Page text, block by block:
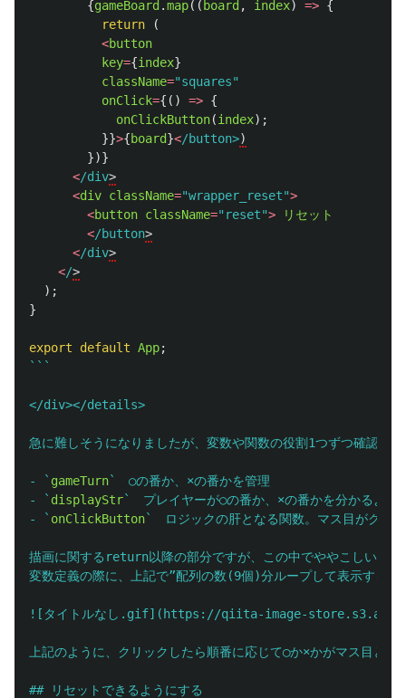
{gameBoard .map(( board , index) => {
return
(
<button
key={index}
className="squares"
onClick={() => {
onClickButton(index);
}}>{board}</button>
})}
</div
<div className="wrapper_reset">
<button className=" reset">
リセット
</button
</div
</
);
}
export default App;
```
</div></details>
急に難しそうになりましたが、変数や関数の役割1つずつ確認し
- ` gameTurn`　○の番か、×の番かを管理
- ` displayStr`　プレイヤーが○の番か、×の番かを分かるよ
- ` onClickButton`　ロジックの肝となる関数。マス目がクリ
描画に関するreturn以降の部分ですが、この中でややこしいのは
変数定義の際に、上記で”配列の数(9個)分ループして表示する
![タイトルなし.gif](https://qiita-image-store.s3.ap-
上記のように、クリックしたら順番に応じて◯か×かがマス目と
## リセットできるようにする